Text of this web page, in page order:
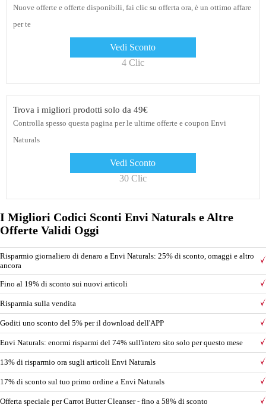
Nuove offerte e offerte disponibili, fai clic su offerta ora, è un ottimo affare
per te
Vedi Sconto
4 Clic
Trova i migliori prodotti solo da 49€
Controlla spesso questa pagina per le ultime offerte e coupon Envi
Naturals
Vedi Sconto
30 Clic
I Migliori Codici Sconti Envi Naturals e Altre
Offerte Validi Oggi
Risparmio giornaliero di denaro a Envi Naturals: 25% di sconto, omaggi e altro
ancora
Fino al 19% di sconto sui nuovi articoli
Risparmia sulla vendita
Goditi uno sconto del 5% per il download dell'APP
Envi Naturals: enormi risparmi del 74% sull'intero sito solo per questo mese
13% di risparmio ora sugli articoli Envi Naturals
17% di sconto sul tuo primo ordine a Envi Naturals
Offerta speciale per Carrot Butter Cleanser - fino a 58% di sconto